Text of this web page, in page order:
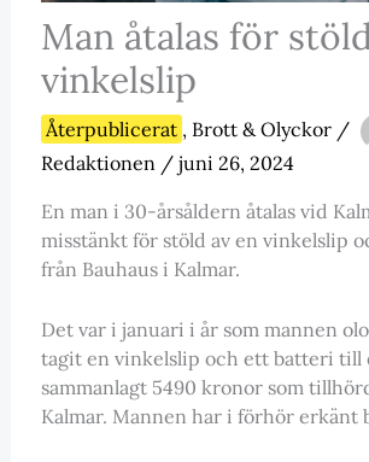
Man åtalas för
vinkelslip
Återpublicerat , Brott & Olyckor/
Redaktionen / juni 26, 2024
En man i 30-årsåldern åtalas vid
misstänkt för stöld av en vinkelslip
från Bauhaus i Kalmar.
Det var i januari i år som mannen
tagit en vinkelslip och ett batteri till
sammanlagt 5490 kronor som
Kalmar. Mannen har i förhör erkänt